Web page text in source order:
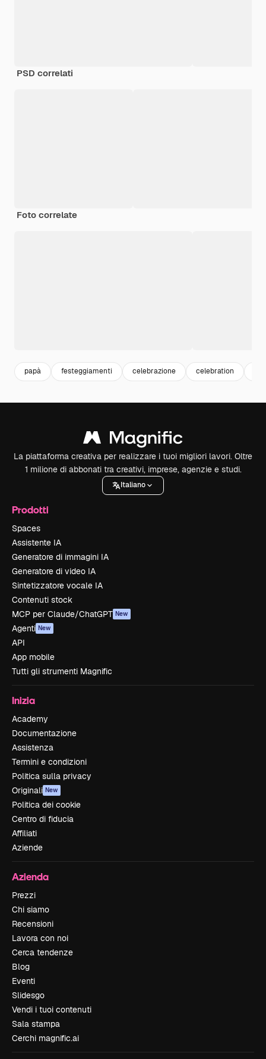
PSD correlati
Foto correlate
papà festeggiamenti celebrazione celebration
La piattaforma creativa per realizzare i tuoi migliori lavori. Oltre
1 milione di abbonati tra creativi, imprese, agenzie e studi.
Italiano
Prodotti
Spaces
Assistente IA
Generatore di immagini IA
Generatore di video IA
Sintetizzatore vocale IA
Contenuti stock
MCP per Claude/ChatGPT New
Agenti New
API
App mobile
Tutti gli strumenti Magnific
Inizia
Academy
Documentazione
Assistenza
Termini e condizioni
Politica sulla privacy
Originali New
Politica dei cookie
Centro di fiducia
Affiliati
Aziende
Azienda
Prezzi
Chi siamo
Recensioni
Lavora con noi
Cerca tendenze
Blog
Eventi
Slidesgo
Vendi i tuoi contenuti
Sala stampa
Cerchi magnific.ai